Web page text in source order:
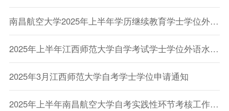
南昌航空大学2025年上半年学历继续教育学士学位外语水平考试工作的通知
2025年上半年江西师范大学自学考试学士学位外语水平考试报名工作的通知
2025年3月江西师范大学自考学士学位申请通知
2025年上半年南昌航空大学自考实践性环节考核工作通知